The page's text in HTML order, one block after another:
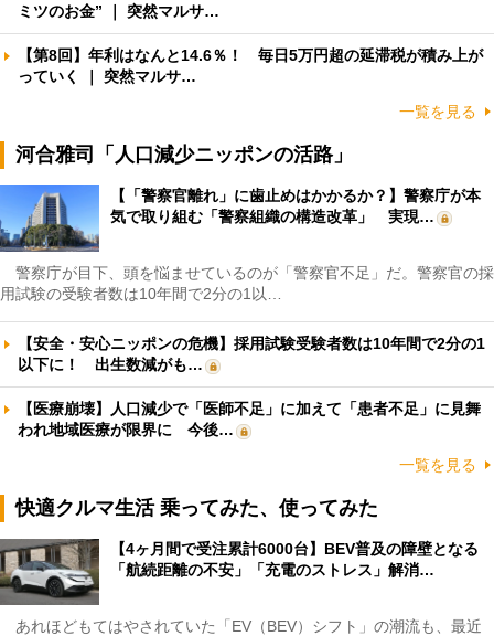
ミツのお金” ｜ 突然マルサ…
【第8回】年利はなんと14.6％！ 毎日5万円超の延滞税が積み上が
っていく ｜ 突然マルサ…
一覧を見る
河合雅司「人口減少ニッポンの活路」
【「警察官離れ」に歯止めはかかるか？】警察庁が本
気で取り組む「警察組織の構造改革」 実現…
警察庁が目下、頭を悩ませているのが「警察官不足」だ。警察官の採
用試験の受験者数は10年間で2分の1以…
【安全・安心ニッポンの危機】採用試験受験者数は10年間で2分の1
以下に！ 出生数減がも…
【医療崩壊】人口減少で「医師不足」に加えて「患者不足」に見舞
われ地域医療が限界に 今後…
一覧を見る
快適クルマ生活 乗ってみた、使ってみた
【4ヶ月間で受注累計6000台】BEV普及の障壁となる
「航続距離の不安」「充電のストレス」解消…
あれほどもてはやされていた「EV（BEV）シフト」の潮流も、最近